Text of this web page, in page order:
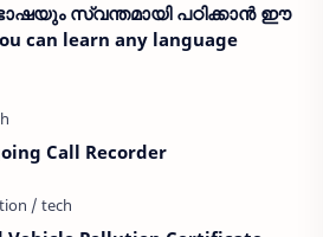
സ്വന്തമായി പഠിക്കാൻ ഈ
can learn any language
Call Recorder